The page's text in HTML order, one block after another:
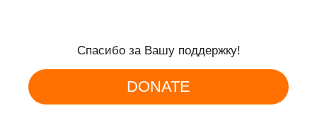
Спасибо за Вашу поддержку!
DONATE